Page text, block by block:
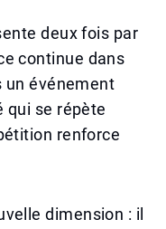
deux fois par
continue dans
un événement
qui se répète
renforce
dimension : il